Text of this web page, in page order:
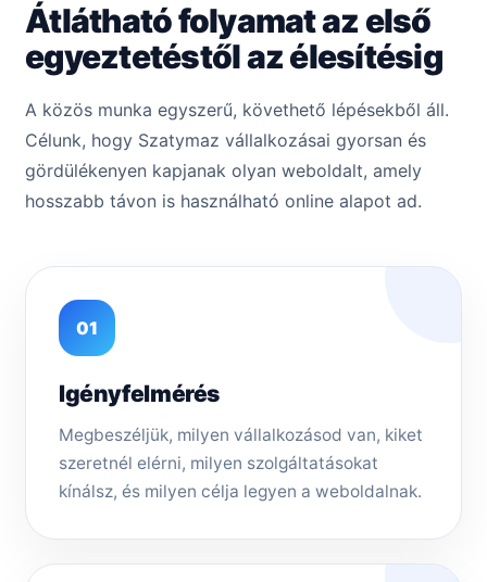
Átlátható folyamat az első
egyeztetéstől az élesítésig
A közös munka egyszerű, követhető lépésekből áll.
Célunk, hogy Szatymaz vállalkozásai gyorsan és
gördülékenyen kapjanak olyan weboldalt, amely
hosszabb távon is használható online alapot ad.
01
Igényfelmérés
Megbeszéljük, milyen vállalkozásod van, kiket
szeretnél elérni, milyen szolgáltatásokat
kínálsz, és milyen célja legyen a weboldalnak.